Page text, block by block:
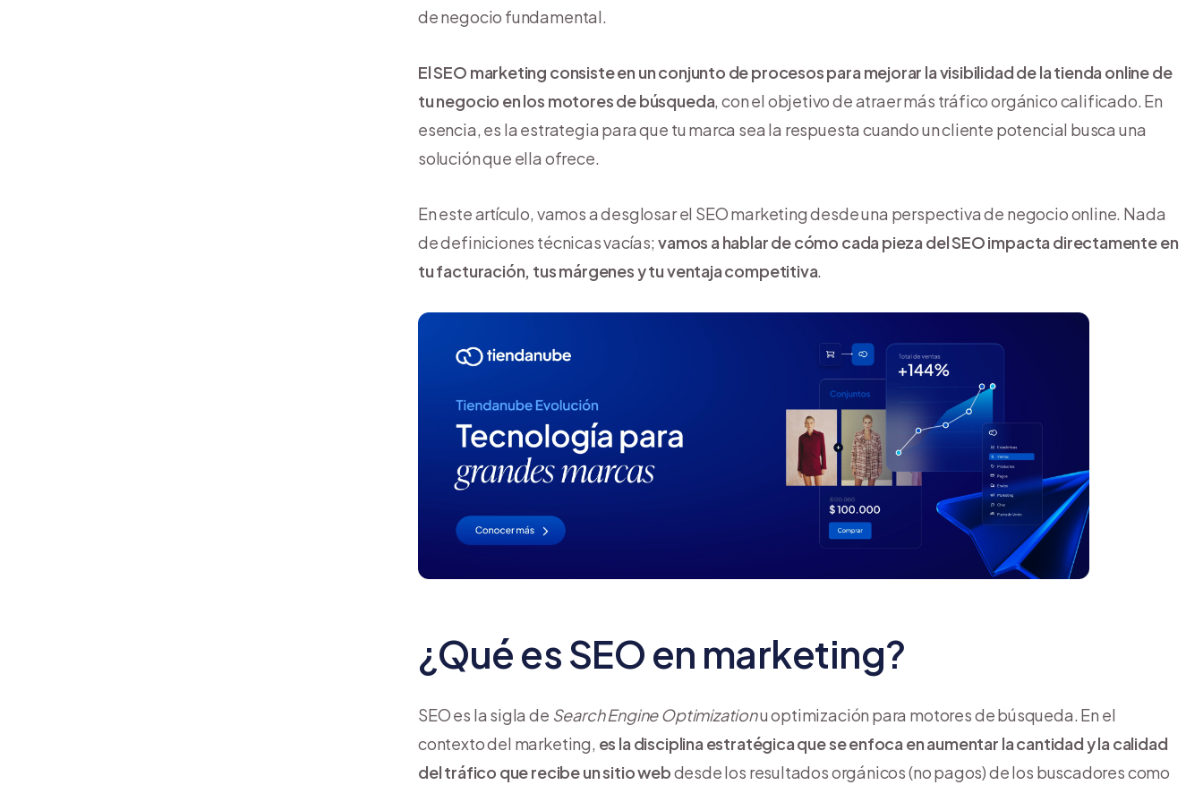
de negocio fundamental.
El SEO marketing consiste en un conjunto de procesos para mejorar la visibilidad de la tienda online de
tu negocio en los motores de búsqueda, con el objetivo de atraer más tráfico orgánico calificado. En
esencia, es la estrategia para que tu marca sea la respuesta cuando un cliente potencial busca una
solución que ella ofrece.
En este artículo, vamos a desglosar el SEO marketing desde una perspectiva de negocio online. Nada
de definiciones técnicas vacías;vamos a hablar de cómo cada pieza del SEO impacta directamente en
tu facturación, tus márgenes y tu ventaja competitiva.
¿Qué es SEO en marketing?
SEO es la sigla de Search Engine Optimizationu optimización para motores de búsqueda. En el
contexto del marketing, es la disciplina estratégica que se enfoca en aumentar la cantidad y la calidad
del tráfico que recibe un sitio webdesde los resultados orgánicos (no pagos) de los buscadores como